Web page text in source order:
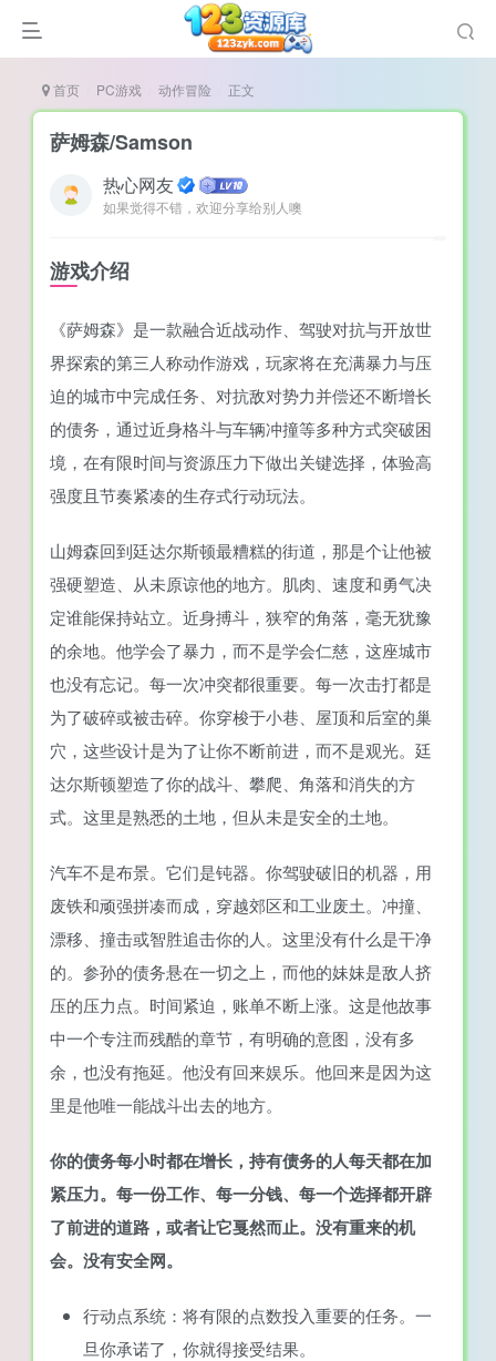
（摸鱼游戏）
首页 PC游戏 动作冒险 正文
萨姆森/Samson
热心网友
如果觉得不错，欢迎分享给别人噢
游戏介绍
《萨姆森》是一款融合近战动作、驾驶对抗与开放世
界探索的第三人称动作游戏，玩家将在充满暴力与压
迫的城市中完成任务、对抗敌对势力并偿还不断增长
的债务，通过近身格斗与车辆冲撞等多种方式突破困
境，在有限时间与资源压力下做出关键选择，体验高
强度且节奏紧凑的生存式行动玩法。
山姆森回到廷达尔斯顿最糟糕的街道，那是个让他被
强硬塑造、从未原谅他的地方。肌肉、速度和勇气决
定谁能保持站立。近身搏斗，狭窄的角落，毫无犹豫
的余地。他学会了暴力，而不是学会仁慈，这座城市
也没有忘记。每一次冲突都很重要。每一次击打都是
为了破碎或被击碎。你穿梭于小巷、屋顶和后室的巢
穴，这些设计是为了让你不断前进，而不是观光。廷
达尔斯顿塑造了你的战斗、攀爬、角落和消失的方
式。这里是熟悉的土地，但从未是安全的土地。
汽车不是布景。它们是钝器。你驾驶破旧的机器，用
废铁和顽强拼凑而成，穿越郊区和工业废土。冲撞、
漂移、撞击或智胜追击你的人。这里没有什么是干净
的。参孙的债务悬在一切之上，而他的妹妹是敌人挤
压的压力点。时间紧迫，账单不断上涨。这是他故事
中一个专注而残酷的章节，有明确的意图，没有多
余，也没有拖延。他没有回来娱乐。他回来是因为这
里是他唯一能战斗出去的地方。
你的债务每小时都在增长，持有债务的人每天都在加
紧压力。每一份工作、每一分钱、每一个选择都开辟
了前进的道路，或者让它戛然而止。没有重来的机
会。没有安全网。
行动点系统：将有限的点数投入重要的任务。一
旦你承诺了，你就得接受结果。